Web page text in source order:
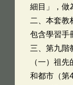
細目」，做
二、本套教
包含學習手
三、第九階
（一）祖
和都市（第